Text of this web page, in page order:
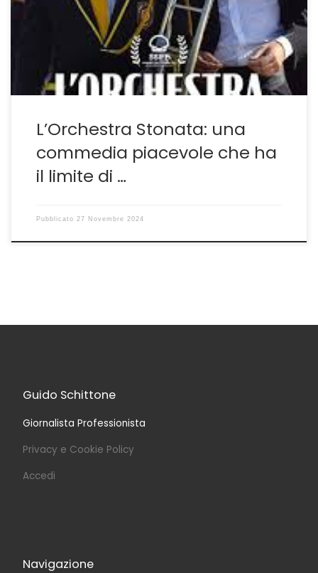
Cannes e poi alla rassegna romana che ha il pregio di
far trascorrere agli spettatori attimi di divertimento.
Non è quindi un film da cestinare in toto. Per
ambientazione, interpretazione […]
L’Orchestra Stonata: una
commedia piacevole che ha
il limite di …
Pubblicato 27 Novembre 2024
Guido Schittone
Giornalista Professionista
Privacy e Cookie Policy
Accedi
Navigazione